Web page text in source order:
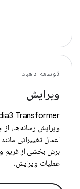
توسعه دهید
ویرایش
اعمال تغییراتی
برش بخشی از فریم
عملیات ویرایش.